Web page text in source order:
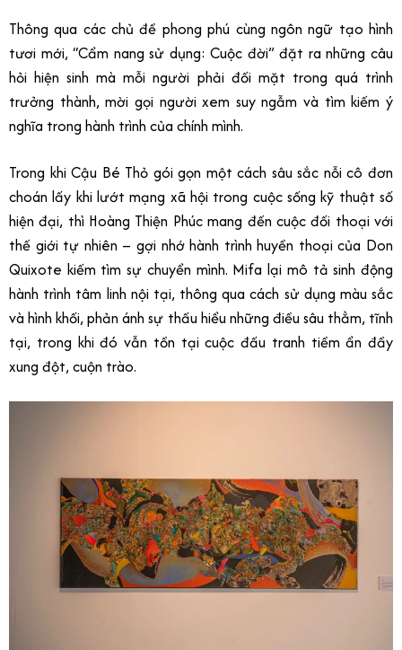
Thông qua các chủ đề phong phú cùng ngôn ngữ tạo hình
tươi mới, “Cẩm nang sử dụng: Cuộc đời” đặt ra những câu
hỏi hiện sinh mà mỗi người phải đối mặt trong quá trình
trưởng thành, mời gọi người xem suy ngẫm và tìm kiếm ý
nghĩa trong hành trình của chính mình.
Trong khi Cậu Bé Thỏ gói gọn một cách sâu sắc nỗi cô đơn
choán lấy khi lướt mạng xã hội trong cuộc sống kỹ thuật số
hiện đại, thì Hoàng Thiện Phúc mang đến cuộc đối thoại với
thế giới tự nhiên – gợi nhớ hành trình huyền thoại của Don
Quixote kiếm tìm sự chuyển mình. Mifa lại mô tả sinh động
hành trình tâm linh nội tại, thông qua cách sử dụng màu sắc
và hình khối, phản ánh sự thấu hiểu những điều sâu thẳm, tĩnh
tại, trong khi đó vẫn tồn tại cuộc đấu tranh tiềm ẩn đầy
xung đột, cuộn trào.